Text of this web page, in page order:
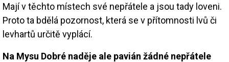
Mají v těchto místech své nepřátele a jsou tady loveni.
Proto ta bdělá pozornost, která se v přítomnosti lvů či
levhartů určitě vyplácí.
Na Mysu Dobré naděje ale pavián žádné nepřátele